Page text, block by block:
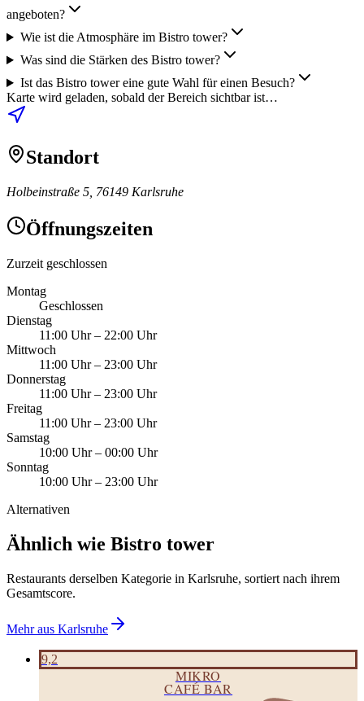
angeboten?
Wie ist die Atmosphäre im Bistro tower?
Was sind die Stärken des Bistro tower?
Ist das Bistro tower eine gute Wahl für einen Besuch?
Karte wird geladen, sobald der Bereich sichtbar ist…
Standort
Holbeinstraße 5, 76149 Karlsruhe
Öffnungszeiten
Zurzeit geschlossen
Montag
Geschlossen
Dienstag
11:00 Uhr– 22:00 Uhr
Mittwoch
11:00 Uhr– 23:00 Uhr
Donnerstag
11:00 Uhr– 23:00 Uhr
Freitag
11:00 Uhr– 23:00 Uhr
Samstag
10:00 Uhr– 00:00 Uhr
Sonntag
10:00 Uhr– 23:00 Uhr
Alternativen
Ähnlich wie Bistro tower
Restaurants derselben Kategorie in Karlsruhe, sortiert nach ihrem
Gesamtscore.
Mehr aus Karlsruhe
9,2
MIKRO
CAFÉ BAR